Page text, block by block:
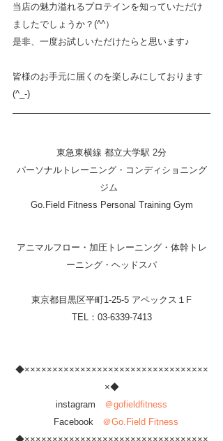
当店の魅力溢れるプロテインを知っていただけ
ましたでしょうか？(^^）
是非、一度お試しいただけたらと思います♪
皆様のお手元に届くのを楽しみにしております
(^_-)
東急東横線 都立大学駅 2分
パーソナルトレーニング・コンディショニング
ジム
Go.Field Fitness Personal Training Gym
アニマルフロー・加圧トレーニング・体幹トレ
ーニング・ヘッドスパ
東京都目黒区平町1-25-5 アペックス１F
TEL：03-6339-7413
◆×××××××××××××××××××××××××××××××××
×◆
instagram ＠gofieldfitness
Facebook ＠Go.Field Fitness